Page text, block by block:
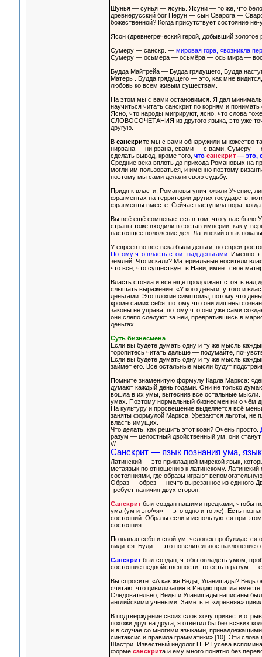
Шунья — сунья — ясунь. Ясуни — то же, что
древнерусский бог Перун — сын Сварога —
божественной? Когда присутствует состояние
Ясон (древнегреческий герой, добывший
Сумеру — санскр. — мировая гора, «возникла
Сумеру — осьмера — осьмёра — ось мира —
Будда Майтрейа — Будда грядущего, Будда
Матерь . Будда грядущего — это, как мне
любовь ко всем живым существам.
На этом мы с вами остановимся. Я дал
научиться читать санскрит по корням и
Ясно, что народы мигрируют, ясно, что слова
СЛОВОСОЧЕТАНИЯ из другого языка, это уже
другую.
В санскрите мы с вами обнаружили множество
нирвана — ни рвана, свами — с вами, Сумеру —
сделать вывод, кроме того, что санскрит— это,
Средние века вплоть до прихода Романовых на
могли им пользоваться, и именно поэтому
поэтому мы сами делали свою судьбу.
Придя к власти, Романовы уничтожили Учение,
фрагментах на территории других государств,
фрагменты вместе. Сейчас наступила пора,
Вы всё ещё сомневаетесь в том, что у нас было
страны тоже входили в состав империи, как
настоящее положение дел. Латинский язык
У евреев во все века были деньги, но евреи-
Потому что власть стоит над деньгами.
Именно
землёй. Что искали? Материальные носители
что всё, что существует в Нави, имеет своё
Власть стояла и всё ещё продолжает стоять
слышать выражение: «У кого деньги, у того и
деньгами. Это плохие симптомы, потому что
кроме самих себя, потому что они лишены
законы не управа, потому что они уже сами
они слепо следуют за ней, превратившись в
деньгах.
Суть бизнесмена
Если вы будете думать одну и ту же мысль
торопитесь читать дальше — подумайте,
Если вы будете думать одну и ту же мысль
займёт его. Все остальные мысли будут
Помните знаменитую формулу Карла Маркса:
думают каждый день годами. Они не только
вошла в их умы, вытеснив все остальные мысли.
умах. Поэтому нормальный бизнесмен ни о чём
На культуру и просвещение выделяется всё
заняты формулой Маркса. Урезаются льготы, не
власть имущих.
Что делать, как решить этот коан? Очень просто.
разум — целостный двойственный ум, они
///
Санскрит — язык познания ума,
Латинский — это прикладной мирской язык,
метаязык по отношению к латинскому.
состояниями, где образы играют
Образ — обрез — нечто вырезанное из единого
требует наличия двух сторон.
Санскритбыл создан нашими предками, чтобы
ума (ум и эго/«я» — это одно и то же). Есть
состояний. Образы если и используются при
состояния.
Познавая себя и свой ум, человек пробуждается
видится. Буди — это повелительное наклонение
Санскритбыл создан, чтобы овладеть умом,
состояние недвойственности, то есть в разум —
Вы спросите: «А как же Веды, Упанишады? Ведь
считаю, что цивилизация в Индию пришла
Следовательно, Веды и Упанишады написаны
английскими учёными. Заметьте: «древняя»
В подтверждение своих слов хочу привести
похожи друг на друга, я ответил бы без всяких
и в случае со многими языками,
синтаксис и правила грамматики» [10]. Эти слова
Шастри. Известный индолог Н. Р. Гусева
форме санскрита и ему много понятно без